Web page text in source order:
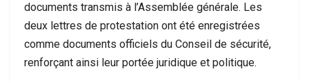
documents transmis à l’Assemblée générale. Les
deux lettres de protestation ont été enregistrées
comme documents officiels du Conseil de sécurité,
renforçant ainsi leur portée juridique et politique.